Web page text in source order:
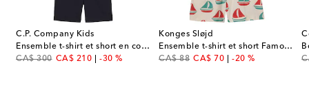
C.P. Company Kids
Ensemble t-shirt et short en coton à logo
CA$ 300
original priceCA$ 210
discount price
-30 %
Konges Sløjd
Ensemble t-shirt et short Famo en coton
CA$ 88
original price
CA$ 70
discount price
-20 %